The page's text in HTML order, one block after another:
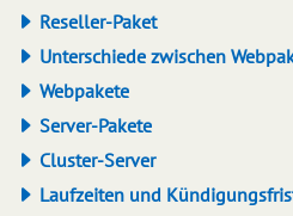
Reseller-Paket
Unterschiede zwischen
Webpakete
Server-Pakete
Cluster-Server
Laufzeiten und